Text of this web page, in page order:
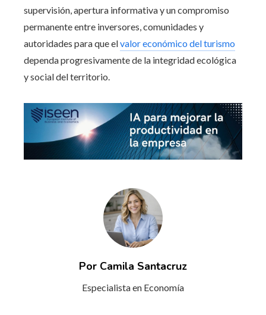
supervisión, apertura informativa y un compromiso
permanente entre inversores, comunidades y
autoridades para que elvalor económico del turismo
dependa progresivamente de la integridad ecológica
y social del territorio.
Por Camila Santacruz
Especialista en Economía